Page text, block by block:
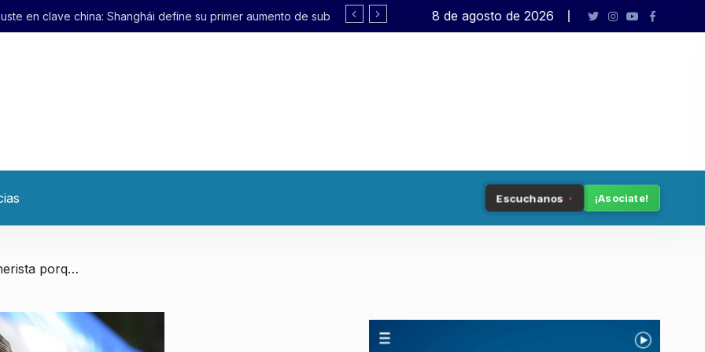
define su primer aumento de subte en 21 años Rafael Varela presenta «Big Bang»
8 de agosto de 2026
Escuchanos ¡Asociate!
/ Agustín Rossi: «Soy Kirchnerista porque reivindico los doce años de gestión de Néstor y Cristina»